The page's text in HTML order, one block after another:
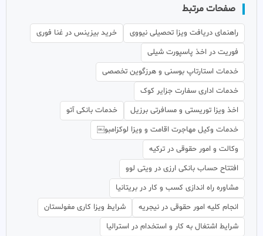
صفحات مرتبط
راهنمای دریافت ویزا تحصیلی نیووی
خرید بیزینس در غنا فوری
فوریت در اخذ پاسپورت شیلی
خدمات استارتاپ بوسنی و هرزگوین تخصصی
خدمات اداری سفارت جزایر کوک
اخذ ویزا توریستی و مسافرتی برزیل
خدمات بانکی آتو
خدمات وکیل مهاجرت اقامت و ویزا لوکزامبو￼
وکالت و امور حقوقی در ترکیه
افتتاح حساب بانکی ارزی در ویتی لوو
مشاوره راه اندازی کسب و کار در بریتانیا
انجام کلیه امور حقوقی در نیجریه
شرایط ویزا کاری مغولستان
شرایط اشتغال به کار و استخدام در استرالیا